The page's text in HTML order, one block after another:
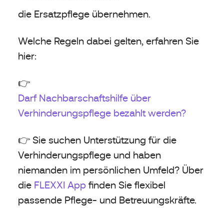
die Ersatzpflege übernehmen.
Welche Regeln dabei gelten, erfahren Sie
hier:
👉
Darf Nachbarschaftshilfe über
Verhinderungspflege bezahlt werden?
👉 Sie suchen Unterstützung für die
Verhinderungspflege und haben
niemanden im persönlichen Umfeld? Über
die FLEXXI App finden Sie flexibel
passende Pflege- und Betreuungskräfte.